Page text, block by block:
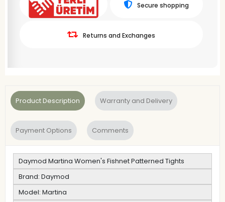
Secure shopping
Returns and Exchanges
Product Description Warranty and Delivery
Payment Options Comments
Daymod Martina Women's Fishnet Patterned Tights
Brand: Daymod
Model: Martina